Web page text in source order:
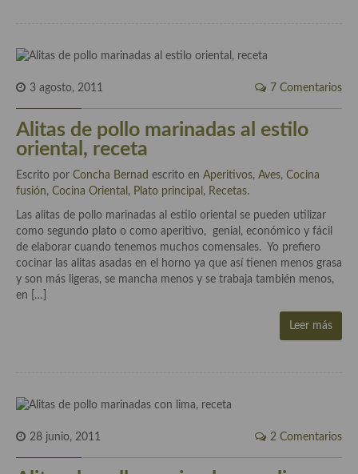
Cocina de Nicaragua
Cocina Ecuatoriana
Cocina Mexicana
Cocina peruana
Cocina de Oriente Medio
Cocina israelí
Cocina libanesa
Cocina de Egipto
Cocina de Tunez
3 agosto, 2011 7 Comentarios
Alitas de pollo marinadas al estilo
oriental, receta
Escrito por Concha Bernad escrito en Aperitivos, Aves, Cocina
fusión, Cocina Oriental , Plato principal , Recetas.
Las alitas de pollo marinadas al estilo oriental se pueden utilizar
como segundo plato o como aperitivo, genial, económico y fácil
de elaborar cuando tenemos muchos comensales. Yo prefiero
cocinar las alitas asadas en el horno ya que así tienen menos grasa
y son más ligeras, se mancha menos y se trabaja también menos,
en […]
Leer más
28 junio, 2011 2 Comentarios